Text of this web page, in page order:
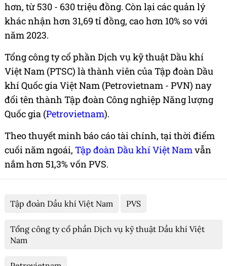
hơn, từ 530 - 630 triệu đồng. Còn lại các quản lý
khác nhận hơn 31,69 tỉ đồng, cao hơn 10% so với
năm 2023.
Tổng công ty cổ phần Dịch vụ kỹ thuật Dầu khí
Việt Nam (PTSC) là thành viên của Tập đoàn Dầu
khí Quốc gia Việt Nam (Petrovietnam - PVN) nay
đổi tên thành Tập đoàn Công nghiệp Năng lượng
Quốc gia (Petrovietnam).
Theo thuyết minh báo cáo tài chính, tại thời điểm
cuối năm ngoái, Tập đoàn Dầu khí Việt Namvẫn
nắm hơn 51,3% vốn PVS.
Tập đoàn Dầu khí Việt Nam PVS
Tổng công ty cổ phần Dịch vụ kỹ thuật Dầu khí Việt
Nam